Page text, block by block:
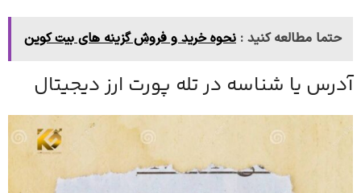
حتما مطالعه کنید : نحوه خرید و فروش گزینه های بیت کوین
آدرس یا شناسه در تله پورت ارز دیجیتال